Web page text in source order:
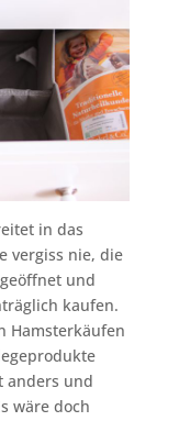
in das
vergiss nie, die
und
kaufen.
Hamsterkäufen
anders und
wäre doch